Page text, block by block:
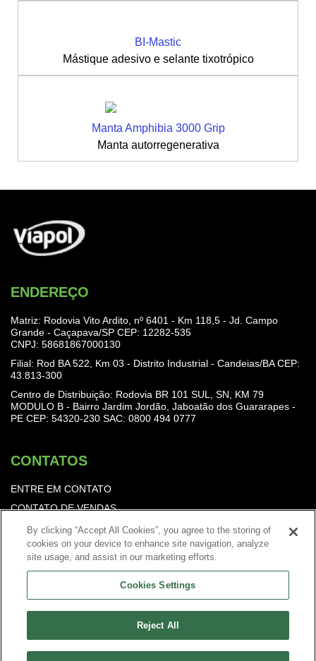
BI-Mastic
Mástique adesivo e selante tixotrópico
Manta Amphibia 3000 Grip
Manta autorregenerativa
ENDEREÇO
Matriz: Rodovia Vito Ardito, nº 6401 - Km 118,5 - Jd. Campo
Grande - Caçapava/SP CEP: 12282-535
CNPJ: 58681867000130
Filial: Rod BA 522, Km 03 - Distrito Industrial - Candeias/BA CEP:
43.813-300
Centro de Distribuição: Rodovia BR 101 SUL, SN, KM 79
MODULO B - Bairro Jardim Jordão, Jaboatão dos Guararapes -
PE CEP: 54320-230 SAC: 0800 494 0777
CONTATOS
ENTRE EM CONTATO
CONTATO DE VENDAS
TRABALHE CONOSCO
Política de Privacidade
By clicking “Accept All Cookies”, you agree to the storing of
cookies on your device to enhance site navigation, analyze
site usage, and assist in our marketing efforts.
Cookies Settings
Reject All